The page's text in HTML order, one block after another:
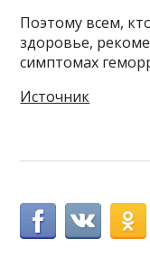
Поэтому всем,
здоровье,
симптомах
Источник